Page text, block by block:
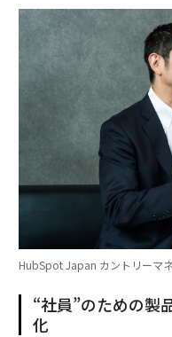
HubSpot Japan カントリーマ
“社員”のための製
化